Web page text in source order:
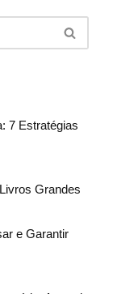
7 Estratégias
Grandes
e Garantir